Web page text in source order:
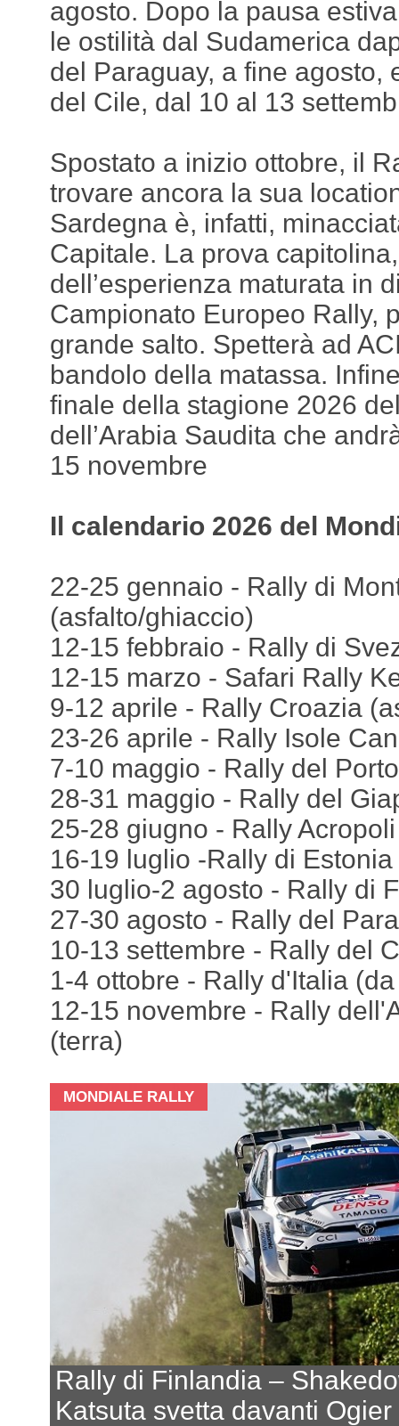
agosto. Dopo la pausa
le ostilità dal Sudamerica
del Paraguay, a fine agosto,
del Cile, dal 10 al 13
Spostato a inizio ottobre, il
trovare ancora la sua
Sardegna è, infatti,
Capitale. La prova
dell’esperienza maturata in
Campionato Europeo Rally,
grande salto. Spetterà ad
bandolo della matassa.
finale della stagione 2026
dell’Arabia Saudita che
15 novembre
Il calendario 2026 del
22-25 gennaio - Rally di
(asfalto/ghiaccio)
12-15 febbraio - Rally di
12-15 marzo - Safari Rally
9-12 aprile - Rally Croazia
23-26 aprile - Rally Isole
7-10 maggio - Rally del
28-31 maggio - Rally del
25-28 giugno - Rally
16-19 luglio -Rally di
30 luglio-2 agosto - Rally di
27-30 agosto - Rally del
10-13 settembre - Rally del
1-4 ottobre - Rally d'Italia
12-15 novembre - Rally
(terra)
MONDIALE RALLY
Rally di Finlandia –
Katsuta svetta davanti